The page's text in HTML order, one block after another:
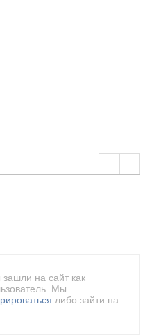
на сайт как
Мы
либо зайти на